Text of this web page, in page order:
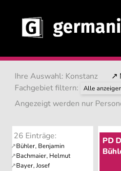
Ihre Auswahl: Konstanz
↗
Fachgebiet filtern:
Angezeigt werden nur
26 Einträge:
PD